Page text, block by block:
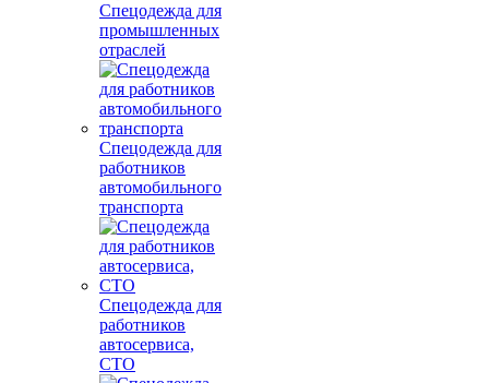
Спецодежда для
промышленных
отраслей
Спецодежда для
работников
автомобильного
транспорта
Спецодежда для
работников
автосервиса,
СТО